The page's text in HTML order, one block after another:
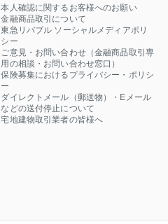
本人確認に関するお客様へのお願い
金融商品取引について
東急リバブル ソーシャルメディアポリ
シー
ご意見・お問い合わせ（金融商品取引専
用の相談・お問い合わせ窓口）
保険募集におけるプライバシー・ポリシ
ー
ダイレクトメール（郵送物）・Eメール
などの送付停止について
宅地建物取引業者の皆様へ